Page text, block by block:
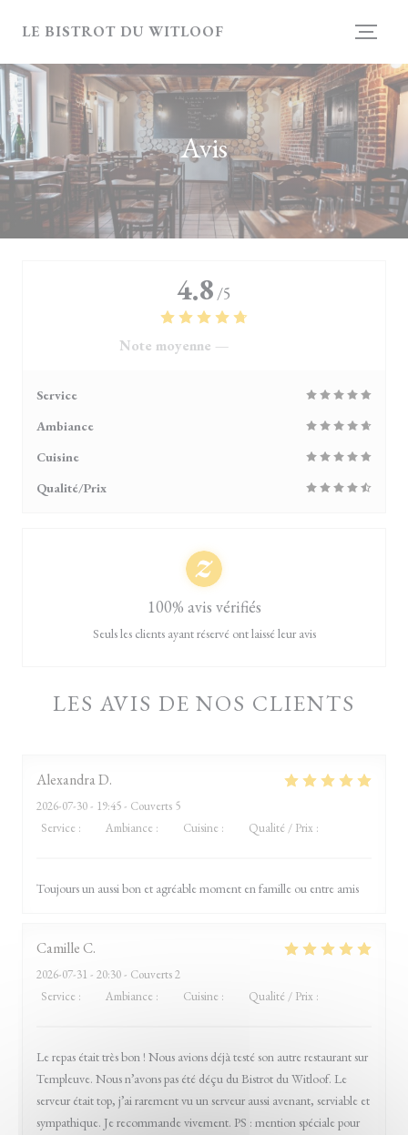
LE BISTROT DU WITLOOF
Avis
LES AVIS DE NOS CLIENTS
AlexandraD
2026-07-30- 19:45 - Couverts 5
Service : Ambiance : Cuisine : Qualité / Prix :
Toujours un aussi bon et agréable moment en famille ou entre amis
CamilleC
2026-07-31 - 20:30 - Couverts 2
Service : Ambiance : Cuisine : Qualité / Prix :
Le repas était très bon ! Nous avions déjà testé son autre restaurant sur
Templeuve. Nous n’avons pas été déçu du Bistrot du Witloof. Le
serveur était top, j’ai rarement vu un serveur aussi avenant, serviable et
sympathique. Je recommande vivement. PS : mention spéciale pour
4.8 /5
Note moyenne —
Service
Ambiance
Cuisine
Qualité/Prix
100% avis vérifiés
Seuls les clients ayant réservé ont laissé leur avis